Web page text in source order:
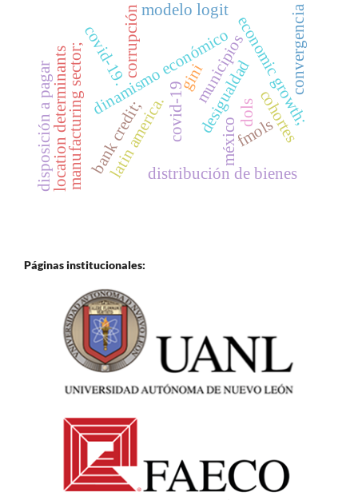
dinamismo económico
municipios
bank credit;
economic growth;
manufacturing sector; latin america.
corrupción
méxico
covid-19 dols
fmols
convergencia
desigualdad
location determinants gini
distribución de bienes
modelo logit
covid-19.
cohortes
disposición a pagar
Páginas institucionales: